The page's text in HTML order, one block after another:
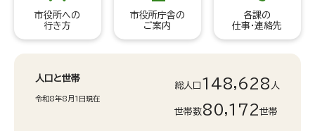
市役所への
行き方
市役所庁舎の
ご案内
各課の
仕事・連絡先
人口と世帯
令和8年8月1日現在
総人口 148,628 人
世帯数80,172世帯